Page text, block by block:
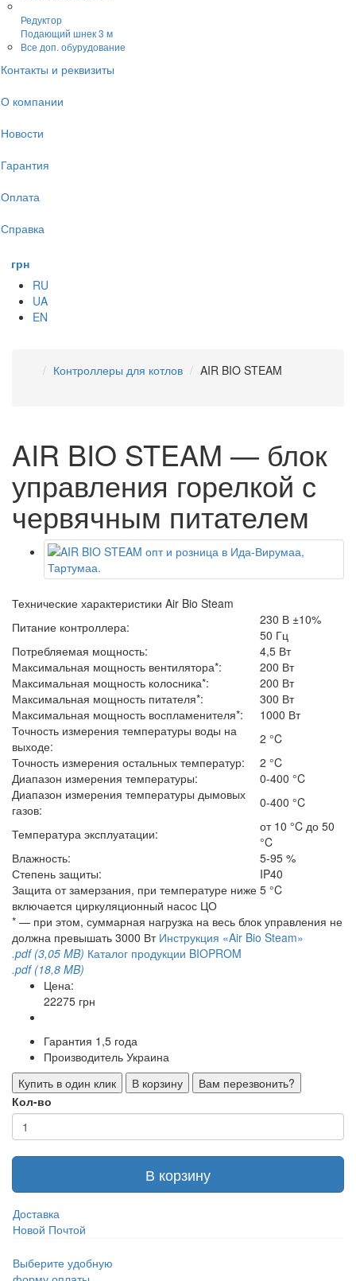
Редуктор
Подающий шнек 3 м
Все доп. обурудование
Контакты и реквизиты
О компании
Новости
Гарантия
Оплата
Справка
грн
RU
UA
EN
Контроллеры для котлов AIR BIO STEAM
AIR BIO STEAM — блок
управления горелкой с
червячным питателем
Технические характеристики Air Bio Steam
Питание контроллера:
230 В ±10%
50 Гц
Потребляемая мощность:
4,5 Вт
Максимальная мощность вентилятора*:
200 Вт
Максимальная мощность колосника*:
200 Вт
Максимальная мощность питателя*:
300 Вт
Максимальная мощность воспламенителя*:
1000 Вт
Точность измерения температуры воды на
выходе:
2 °C
Точность измерения остальных температур:
2 °C
Диапазон измерения температуры:
0-400 °C
Диапазон измерения температуры дымовых
газов:
0-400 °C
Температура эксплуатации:
от 10 °C до 50
°C
Влажность:
5-95 %
Степень защиты:
IP40
Защита от замерзания, при температуре ниже 5 °C
включается циркуляционный насос ЦО
* — при этом, суммарная нагрузка на весь блок управления не
должна превышать 3000 Вт Инструкция «Air Bio Steam»
.pdf (3,05 MB) Каталог продукции BIOPROM
.pdf (18,8 MB)
Цена:
22275 грн
Гарантия 1,5 года
Производитель Украина
Купить в один клик
В корзину
Вам перезвонить?
Кол-во
В корзину
Доставка
Новой Почтой
Выберите удобную